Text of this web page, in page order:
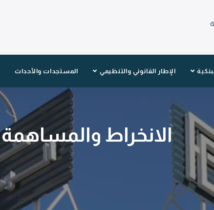
الإطار القانوني والتنظيمي المستجدات والأحداث
الانخراط والمساهمة